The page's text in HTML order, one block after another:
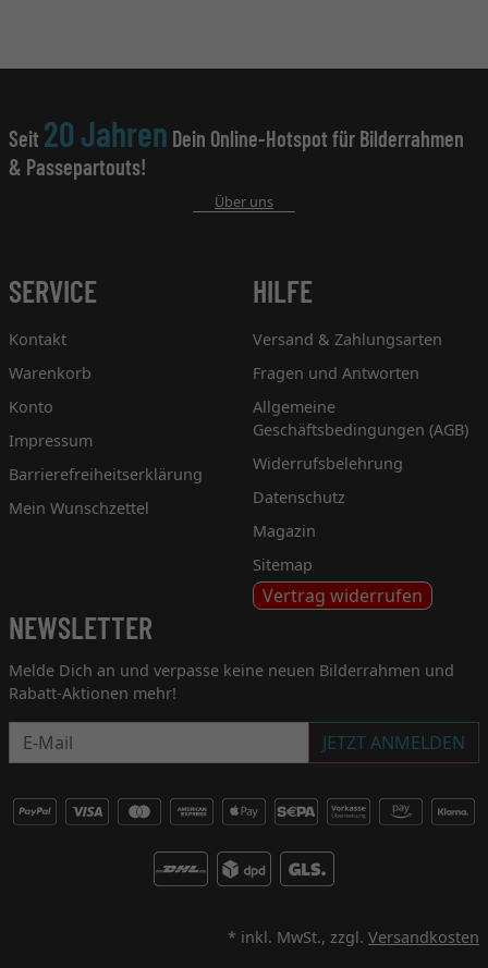
Seit 20 Jahren Dein Online-Hotspot für Bilderrahmen
& Passepartouts!
Über uns
SERVICE
Kontakt
Warenkorb
Konto
Impressum
Barrierefreiheitserklärung
Mein Wunschzettel
HILFE
Versand & Zahlungsarten
Fragen und Antworten
Allgemeine
Geschäftsbedingungen (AGB)
Widerrufsbelehrung
Datenschutz
Magazin
Sitemap
Vertrag widerrufen
NEWSLETTER
Melde Dich an und verpasse keine neuen Bilderrahmen und
Rabatt-Aktionen mehr!
Newsletter
JETZT ANMELDEN
* inkl. MwSt., zzgl. Versandkosten